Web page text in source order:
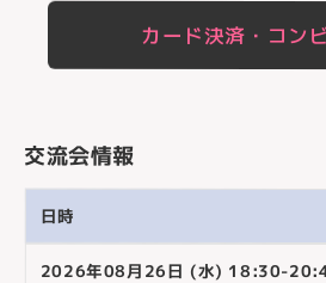
カード決済・コン
交流会情報
日時
2026年08月26日 (水) 18:30-